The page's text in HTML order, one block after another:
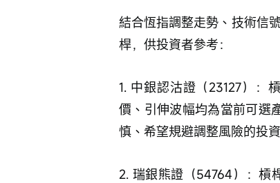
結合恆指調整走勢、技術信
桿，供投資者參考：
1. 中銀認沽證（23127）：
價、引伸波幅均為當前可選
慎、希望規避調整風險的投
2. 瑞銀熊證（54764）：槓